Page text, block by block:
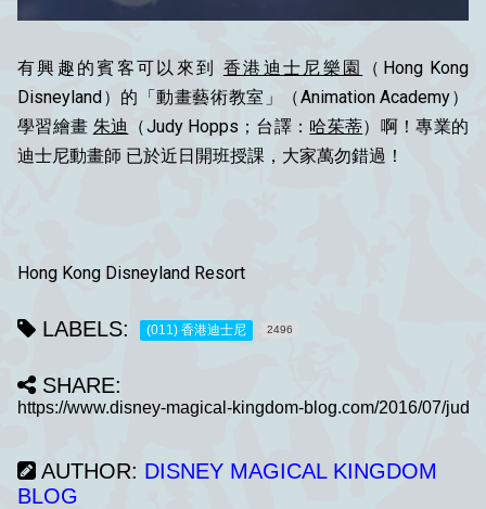
有興趣的賓客可以來到 香港迪士尼樂園
（Hong Kong
Disneyland）的「動畫藝術教室」（Animation Academy）
學習繪畫 朱迪 （Judy Hopps； 台譯： 哈茱蒂）啊！專業的
迪士尼動畫師 已於近日開班授課，大家萬勿錯過！
Hong Kong Disneyland Resort
LABELS: (011) 香港迪士尼 2496
SHARE:
AUTHOR: DISNEY MAGICAL KINGDOM
BLOG